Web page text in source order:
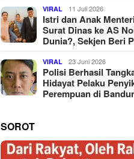
VIRAL 11 Juli 2026
Istri dan Anak
Surat Dinas ke AS
Dunia?, Sekjen Beri
VIRAL 23 Juni 2026
Polisi Berhasil
Hidayat Pelaku
Perempuan di
SOROT